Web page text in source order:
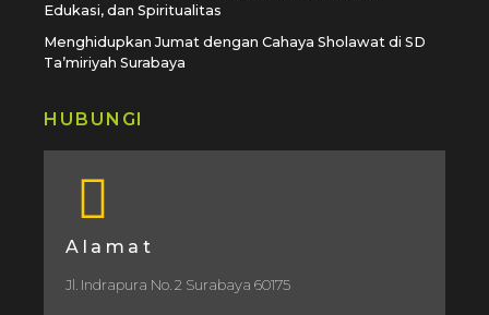
Edukasi, dan Spiritualitas
Menghidupkan Jumat dengan Cahaya Sholawat di SD
Ta’miriyah Surabaya
HUBUNGI
Alamat
Jl. Indrapura No. 2 Surabaya 60175